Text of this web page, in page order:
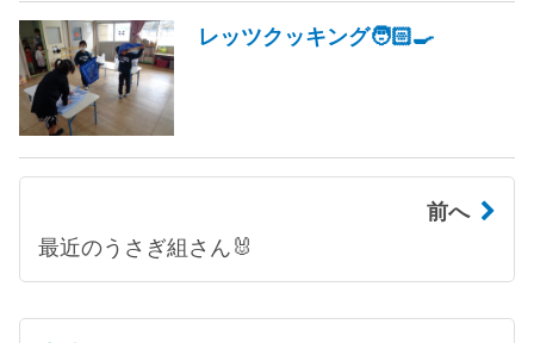
レッツクッキング🧑🏻‍🍳
前へ
最近のうさぎ組さん🐰